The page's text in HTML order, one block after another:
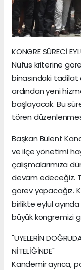
KONGRE SÜRECİ
Nüfus kriterine
binasındaki tadilat
ardından yeni
başlayacak. Bu
tören
Başkan Bülent
ve ilçe yönetimi
çalışmalarımıza
devam edeceğiz.
görev yapacağız.
birlikte eylül
büyük kongremizi
"ÜYELERİN
NİTELİĞİNDE"
Kandemir ayrıca,